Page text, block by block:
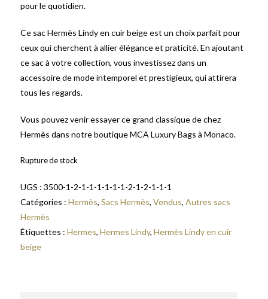
pour le quotidien.
Ce sac Hermès Lindy en cuir beige est un choix parfait pour
ceux qui cherchent à allier élégance et praticité. En ajoutant
ce sac à votre collection, vous investissez dans un
accessoire de mode intemporel et prestigieux, qui attirera
tous les regards.
Vous pouvez venir essayer ce grand classique de chez
Hermès dans notre boutique MCA Luxury Bags à Monaco.
Rupture de stock
UGS : 3500-1-2-1-1-1-1-1-1-2-1-2-1-1-1
Catégories : Hermès, Sacs Hermès, Vendus, Autres sacs
Hermès
Étiquettes : Hermes, Hermes Lindy, Hermès Lindy en cuir
beige